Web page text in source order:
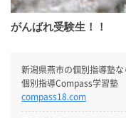
がんばれ受験生！！
新潟県燕市の個別指導塾
個別指導Compass学習塾
compass18.com